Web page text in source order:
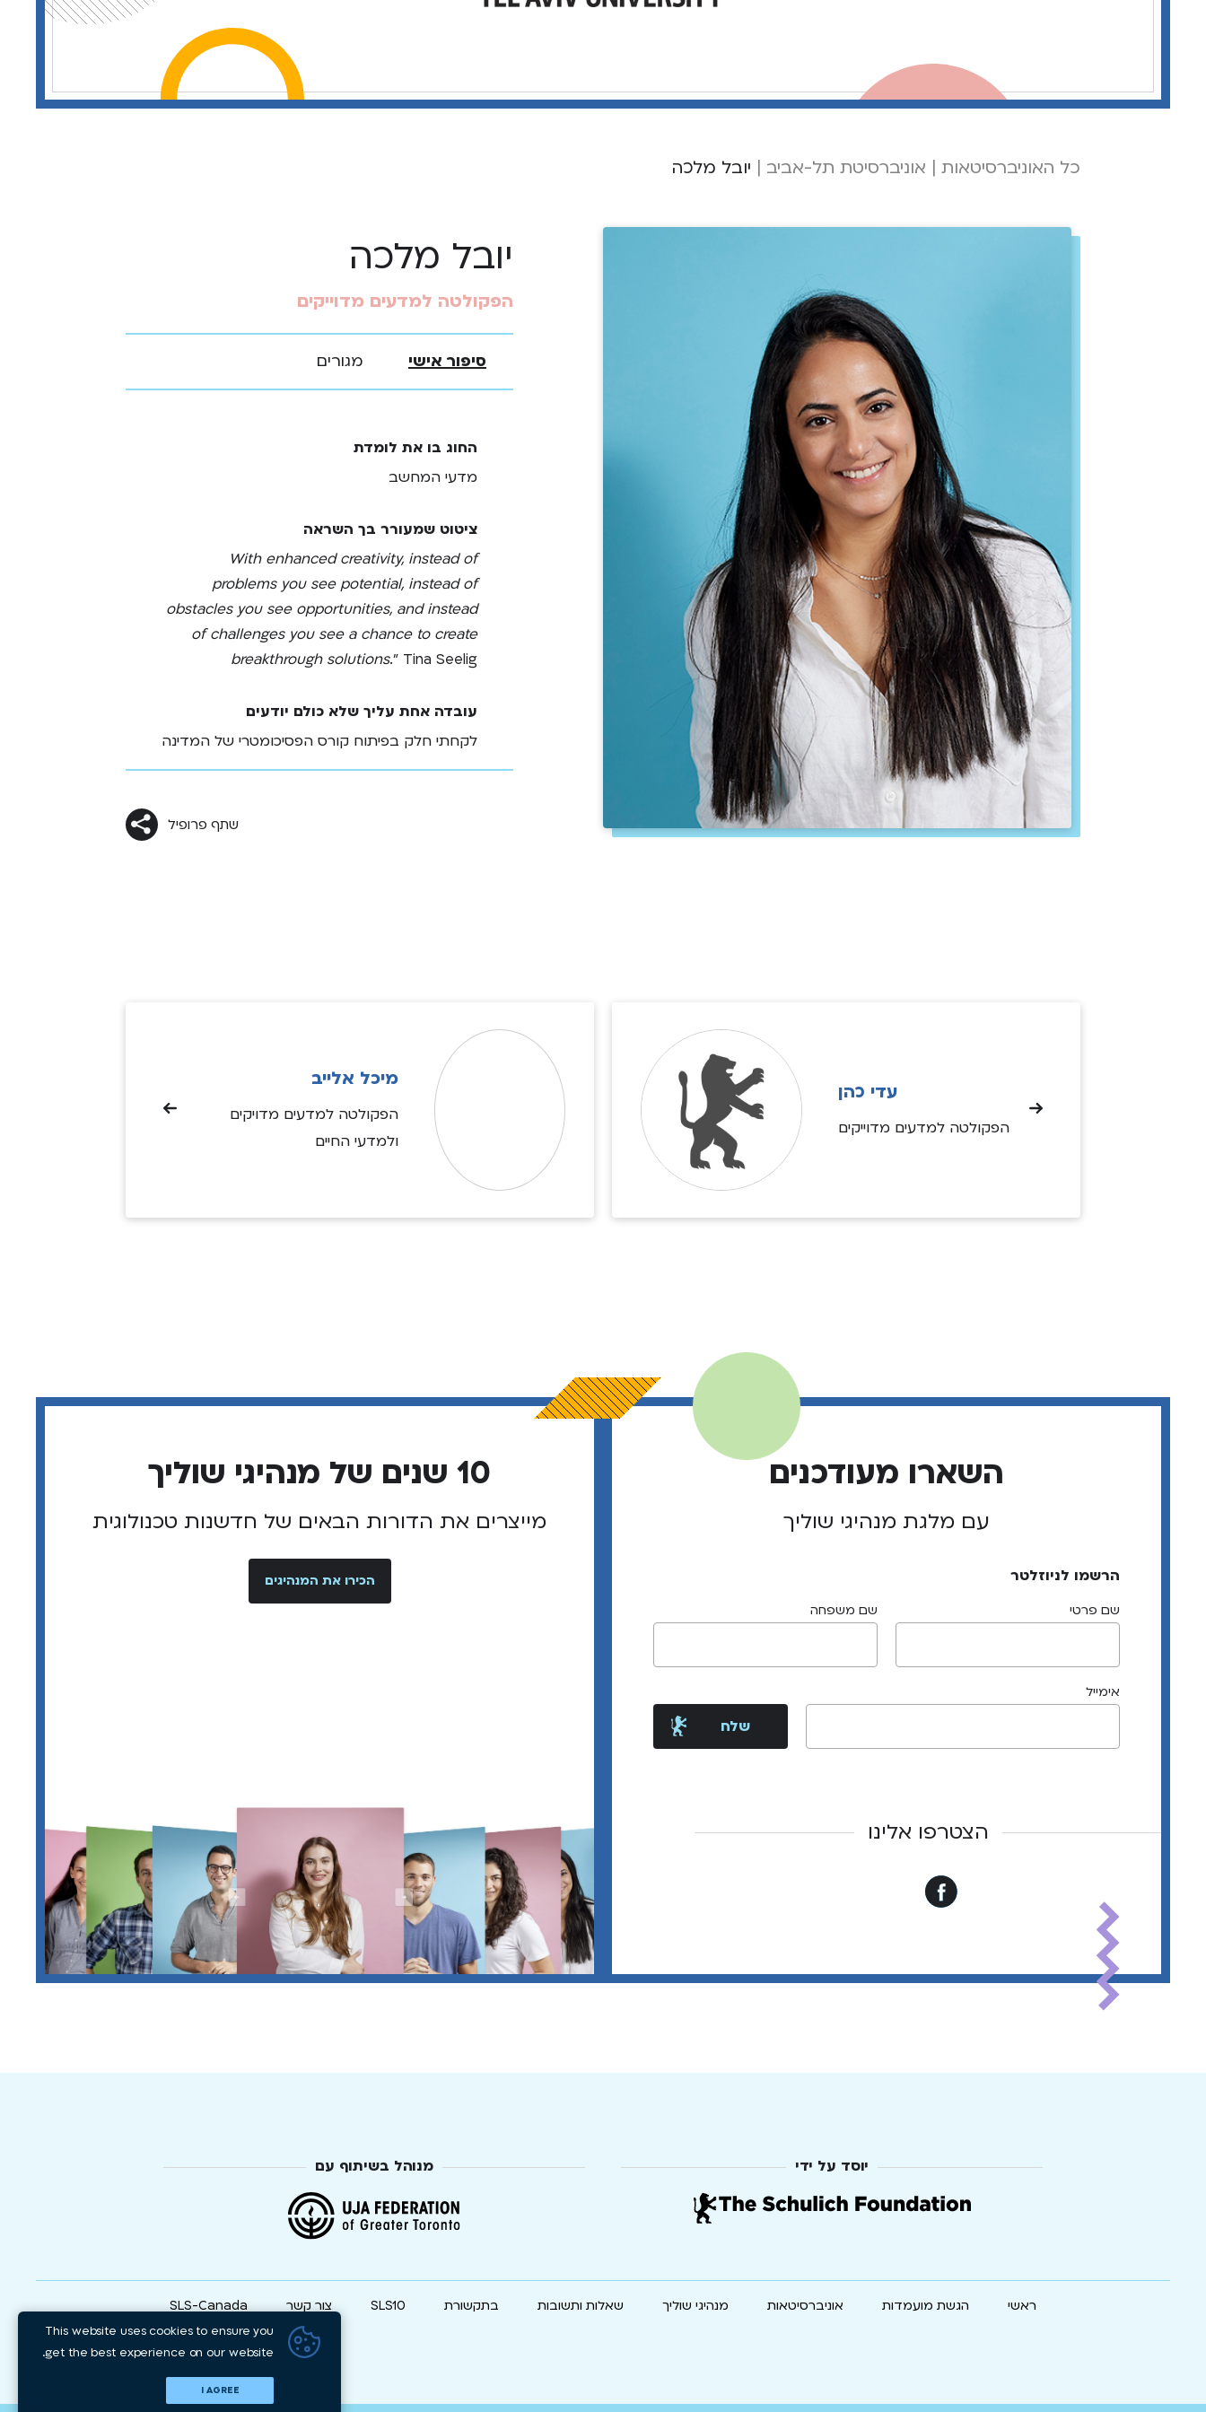
כל האוניברסיטאות | אוניברסיטת תל-אביב | יובל מלכה
יובל מלכה
הפקולטה למדעים מדוייקים
סיפור אישי מגורים
החוג בו את לומדת
מדעי המחשב
ציטוט שמעורר בך השראה
With enhanced creativity, instead of
problems you see potential, instead of
obstacles you see opportunities, and instead
of challenges you see a chance to create
breakthrough solutions.” Tina Seelig
עובדה אחת עליך שלא כולם יודעים
לקחתי חלק בפיתוח קורס הפסיכומטרי של המדינה
– מיזם מטעם המשרד לשוויון חברתי, שמטרתו
הטבעי שלי בעולם האקדמי. מנגד, איני יכולה
להתעלם מכך שבין השפעותיו הרבות, נכללות גם
כאלה שאינן חיוביות, ואף מדאיגות. לכן אני לא רוצה
לעמוד מהצד. אני שואפת להשתמש בידע
וביצירתיות שאני רוכשת כדי להוביל שינויים ולהשפיע
על העתיד, גם מעבר לכותלי הטכנולוגיה. אני
עולם הערכים שלי, ולדעתי זו המהות של מנהיגוּת
שתף פרופיל
עדי כהן
הפקולטה למדעים מדוייקים
מיכל אלייב
הפקולטה למדעים מדויקים
ולמדעי החיים
השארו מעודכנים
עם מלגת מנהיגי שוליך
הרשמו לניוזלטר
שם פרטי שם משפחה
אימייל
הצטרפו אלינו
10 שנים של מנהיגי שוליך
מייצרים את הדורות הבאים של חדשנות טכנולוגית
הכירו את המנהיגים
יוסד על ידי מנוהל בשיתוף עם
ראשי הגשת מועמדות אוניברסיטאות מנהיגי שוליך שאלות ותשובות בתקשורת SLS10 צור קשר SLS-Canada
This website uses cookies to ensure you
get the best experience on our website.
I AGREE